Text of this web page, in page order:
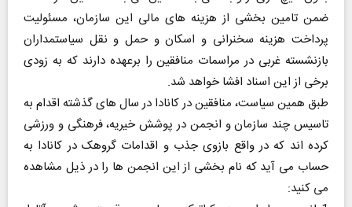
ضمن تامین بخشی از هزینه های مالی این سازمان، مسئولیت
پرداخت هزینه سخنرانی و اسکان و حمل و نقل سیاستمداران
بازنشسته غربی در مراسمات منافقین را برعهده دارند که به زودی
برخی از این اسناد افشا خواهد شد.
طبق همین سیاست، منافقین در کانادا در سال های گذشته اقدام به
تاسیس چند سازمان و انجمن در پوشش خیریه، فرهنگی و ورزشی
کرده اند که در واقع بازوی جذب و اقدامات گروهک در کانادا به
حساب می آید که نام بخشی از این انجمن ها را در ذیل مشاهده
می کنید: